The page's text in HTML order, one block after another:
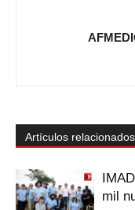
Artículos relacionados
mil